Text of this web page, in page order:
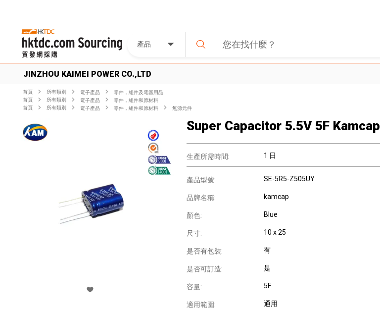
產品
JINZHOU KAIMEI POWER CO.,LTD
首頁 所有類別 電子產品
零件，組件及電器用品
首頁
所有類別 電子產品
零件，組件和原材料
首頁
所有類別 電子產品 零件，組件和原材料 無源元件
Super Capacitor 5.5V 5F Kamcap
生產所需時間: 1 日
產品型號: SE-5R5-Z505UY
品牌名稱: kamcap
顏色: Blue
尺寸: 10 x 25
是否有包裝: 有
是否可訂造: 是
容量: 5F
適用範圍: 通用